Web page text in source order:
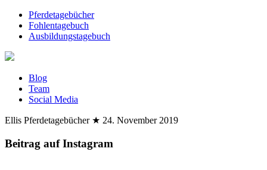
Pferdetagebücher
Fohlentagebuch
Ausbildungstagebuch
Blog
Team
Social Media
Ellis Pferdetagebücher ★ 24. November 2019
Beitrag auf Instagram